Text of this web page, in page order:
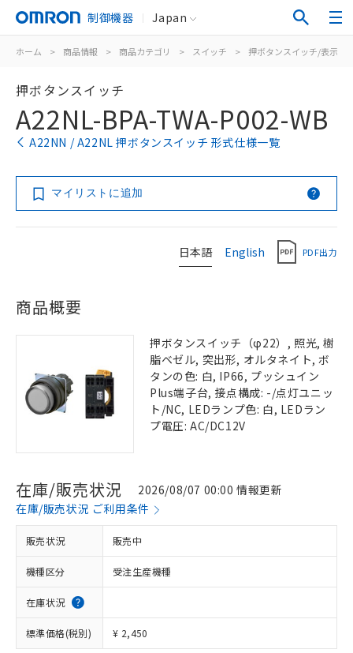
制御機器 Japan
ホーム > 商品情報 > 商品カテゴリ > スイッチ > 押ボタンスイッチ/表示灯
押ボタンスイッチ
A22NL-BPA-TWA-P002-WB
A22NN / A22NL 押ボタンスイッチ 形式仕様一覧
マイリストに追加
日本語 English PDF出力
商品概要
押ボタンスイッチ（φ22）, 照光, 樹
脂ベゼル, 突出形, オルタネイト, ボ
タンの色: 白, IP66, プッシュイン
Plus端子台, 接点構成: -/点灯ユニッ
ト/NC, LEDランプ色: 白, LEDラン
プ電圧: AC/DC12V
在庫/販売状況
2026/08/07 00:00 情報更新
在庫/販売状況 ご利用条件
販売状況 販売中
機種区分 受注生産機種
在庫状況
標準価格(税別) ¥ 2,450